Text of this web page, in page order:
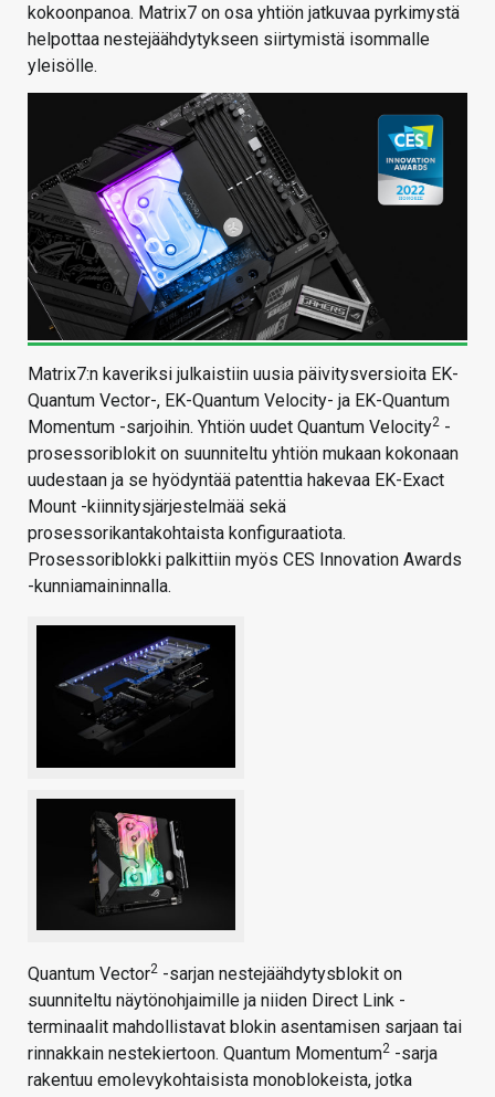
kokoonpanoa. Matrix7 on osa yhtiön jatkuvaa pyrkimystä
helpottaa nestejäähdytykseen siirtymistä isommalle
yleisölle.
Matrix7:n kaveriksi julkaistiin uusia päivitysversioita EK-
Quantum Vector-, EK-Quantum Velocity- ja EK-Quantum
Momentum -sarjoihin. Yhtiön uudet Quantum Velocity2 -
prosessoriblokit on suunniteltu yhtiön mukaan kokonaan
uudestaan ja se hyödyntää patenttia hakevaa EK-Exact
Mount -kiinnitysjärjestelmää sekä
prosessorikantakohtaista konfiguraatiota.
Prosessoriblokki palkittiin myös CES Innovation Awards
-kunniamaininnalla.
Quantum Vector2 -sarjan nestejäähdytysblokit on
suunniteltu näytönohjaimille ja niiden Direct Link -
terminaalit mahdollistavat blokin asentamisen sarjaan tai
rinnakkain nestekiertoon. Quantum Momentum2 -sarja
rakentuu emolevykohtaisista monoblokeista, jotka